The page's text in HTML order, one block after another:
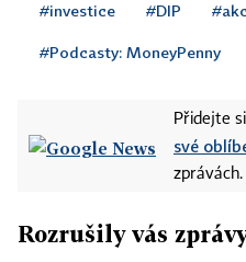
#investice #DIP
#Podcasty: MoneyPenny
Přidejte
své
zprávách.
Rozrušily vás